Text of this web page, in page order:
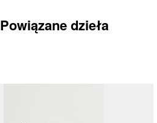
Powiązane dzieła